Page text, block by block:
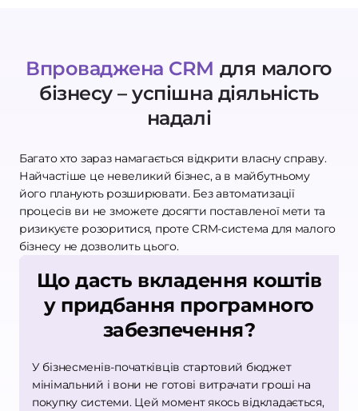
Впроваджена CRM для малого
бізнесу – успішна діяльність
надалі
Багато хто зараз намагається відкрити власну справу.
Найчастіше це невеликий бізнес, а в майбутньому
його планують розширювати. Без автоматизації
процесів ви не зможете досягти поставленої мети та
ризикуєте розоритися, проте CRM-система для малого
бізнесу не дозволить цього.
Що дасть вкладення коштів
у придбання програмного
забезпечення?
У бізнесменів-початківців стартовий бюджет
мінімальний і вони не готові витрачати гроші на
покупку системи. Цей момент якось відкладається,